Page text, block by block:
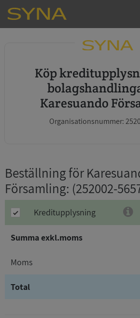
Köp kreditupplysning och
Karesuando
Organisationsnummer:
Beställning för
Församling: (252002-
Kreditupplysning
Summa exkl.moms
Moms
Total